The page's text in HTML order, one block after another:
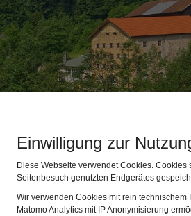
Einwilligung zur
Diese Webseite verwendet Cookies.
Seitenbesuch genutzten Endgerätes
Wir verwenden Cookies mit rein
Matomo Analytics mit IP Anonymisierung